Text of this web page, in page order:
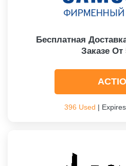
Бесплатная
Заказе От
396 Used |